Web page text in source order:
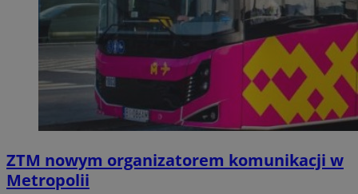
ZTM nowym organizatorem komunikacji w
Metropolii